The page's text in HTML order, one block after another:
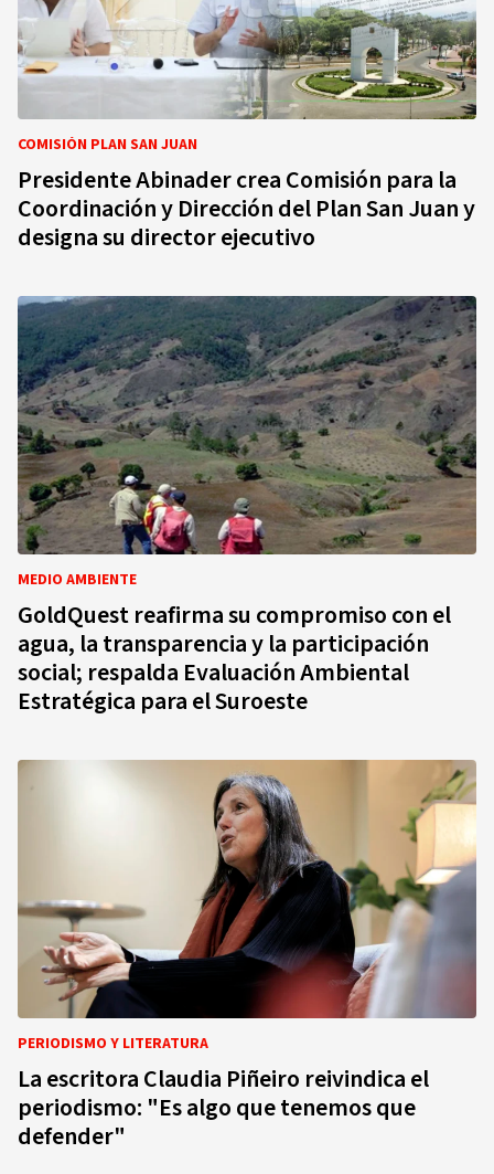
COMISIÓN PLAN SAN JUAN
Presidente Abinader crea Comisión para la
Coordinación y Dirección del Plan San Juan y
designa su director ejecutivo
MEDIO AMBIENTE
GoldQuest reafirma su compromiso con el
agua, la transparencia y la participación
social; respalda Evaluación Ambiental
Estratégica para el Suroeste
PERIODISMO Y LITERATURA
La escritora Claudia Piñeiro reivindica el
periodismo: "Es algo que tenemos que
defender"